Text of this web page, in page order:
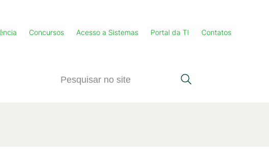
Concursos Acesso a Sistemas Portal da TI Contatos